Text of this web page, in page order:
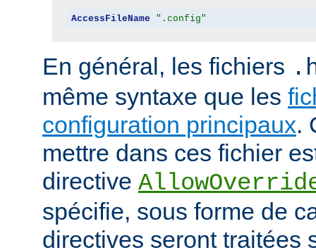
AccessFileName ".config"
En général, les fichiers
même syntaxe que les
configuration principaux.
mettre dans ces fichier
directive
spécifie, sous forme de
directives seront traitées